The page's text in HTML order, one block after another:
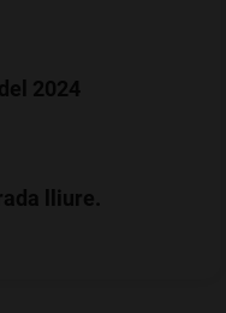
2024
lliure.